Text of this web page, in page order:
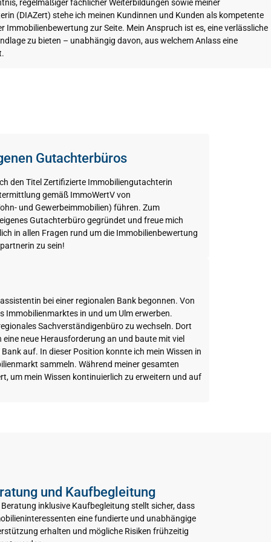
regelmäßiger fachlicher Weiterbildungen sowie meiner
(DIAZert) stehe ich meinen Kundinnen und Kunden als kompetente
Immobilienbewertung zur Seite. Mein Anspruch ist es, eine verlässliche
zu bieten – unabhängig davon, aus welchem Anlass eine
Gutachterbüros
den Titel Zertifizierte Immobiliengutachterin
gemäß ImmoWertV von
und Gewerbeimmobilien) führen. Zum
Gutachterbüro gegründet und freue mich
in allen Fragen rund um die Immobilienbewertung
zu sein!
bei einer regionalen Bank begonnen. Von
Immobilienmarktes in und um Ulm erwerben.
Sachverständigenbüro zu wechseln. Dort
neue Herausforderung an und baute mit viel
auf. In dieser Position konnte ich mein Wissen in
sammeln. Während meiner gesamten
um mein Wissen kontinuierlich zu erweitern und auf
und Kaufbegleitung
Beratung inklusive Kaufbegleitung stellt sicher, dass
eine fundierte und unabhängige
erhalten und mögliche Risiken frühzeitig